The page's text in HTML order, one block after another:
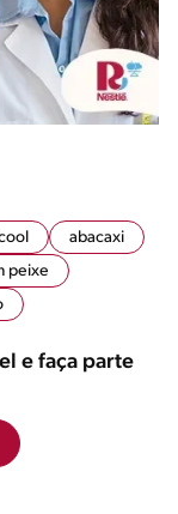
abacaxi
peixe
e faça parte